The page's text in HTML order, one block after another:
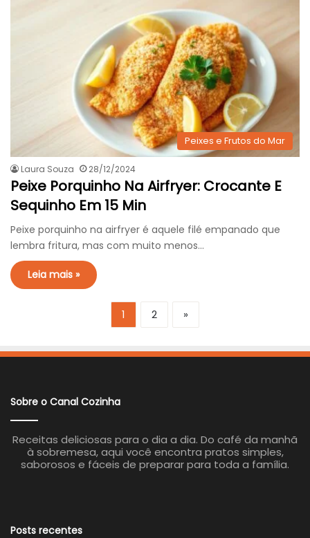
Peixes e Frutos do Mar
Laura Souza 28/12/2024
Peixe Porquinho Na Airfryer: Crocante E
Sequinho Em 15 Min
Peixe porquinho na airfryer é aquele filé empanado que
lembra fritura, mas com muito menos…
Leia mais »
1 2 »
Sobre o Canal Cozinha
Receitas deliciosas para o dia a dia. Do café da manhã
à sobremesa, aqui você encontra pratos simples,
saborosos e fáceis de preparar para toda a família.
Posts recentes